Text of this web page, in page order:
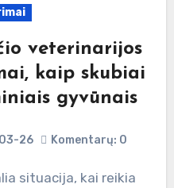
veterinarijos
kaip skubiai
gyvūnais
26 Komentarų: 0